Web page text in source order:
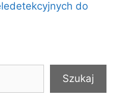
do
Szukaj